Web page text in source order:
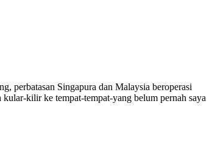
perbatasan Singapura dan Malaysia beroperasi
kilir ke tempat-tempat-yang belum pernah saya